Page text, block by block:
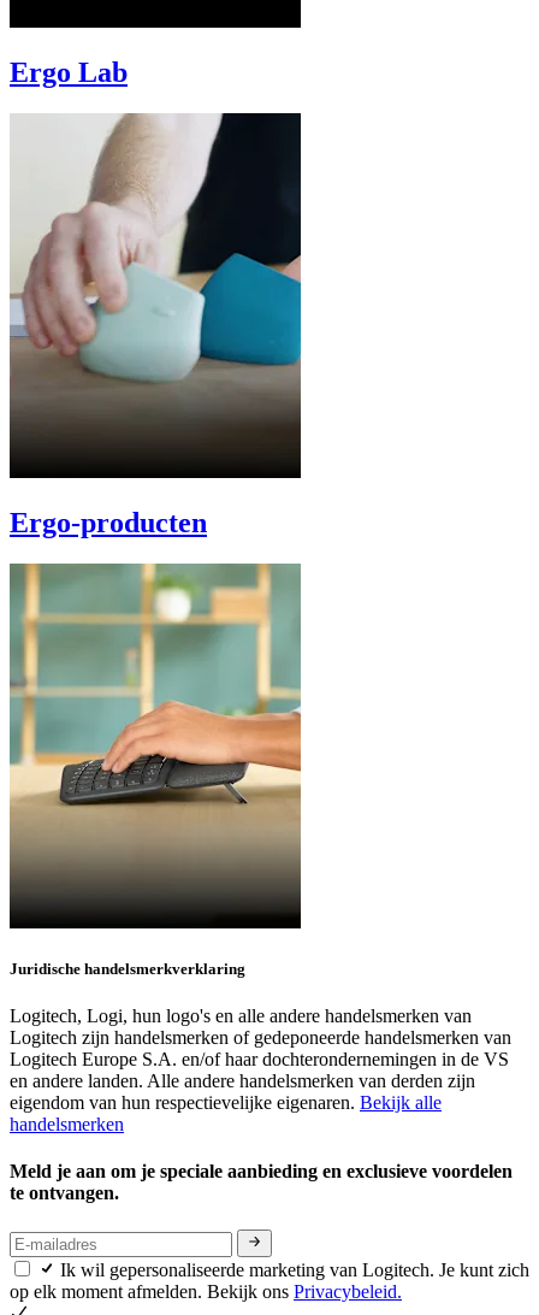
Ergo Lab
Ergo-producten
Juridische handelsmerkverklaring
Logitech, Logi, hun logo's en alle andere handelsmerken van
Logitech zijn handelsmerken of gedeponeerde handelsmerken van
Logitech Europe S.A. en/of haar dochterondernemingen in de VS
en andere landen. Alle andere handelsmerken van derden zijn
eigendom van hun respectievelijke eigenaren. Bekijk alle
handelsmerken
Meld je aan om je speciale aanbieding en exclusieve voordelen
te ontvangen.
Ik wil gepersonaliseerde marketing van Logitech. Je kunt zich
op elk moment afmelden. Bekijk ons Privacybeleid.